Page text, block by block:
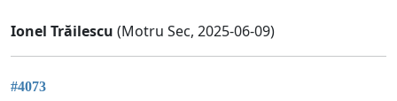
Ionel Trăilescu (Motru Sec, 2025-06-09)
#4073